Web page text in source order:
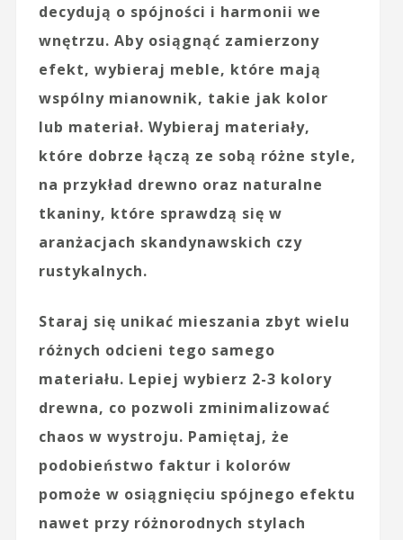
decydują o spójności i harmonii we
wnętrzu. Aby osiągnąć zamierzony
efekt, wybieraj meble, które mają
wspólny mianownik, takie jak kolor
lub materiał. Wybieraj materiały,
które dobrze łączą ze sobą różne style,
na przykład drewno oraz naturalne
tkaniny, które sprawdzą się w
aranżacjach skandynawskich czy
rustykalnych.
Staraj się unikać mieszania zbyt wielu
różnych odcieni tego samego
materiału. Lepiej wybierz 2-3 kolory
drewna, co pozwoli zminimalizować
chaos w wystroju. Pamiętaj, że
podobieństwo faktur i kolorów
pomoże w osiągnięciu spójnego efektu
nawet przy różnorodnych stylach